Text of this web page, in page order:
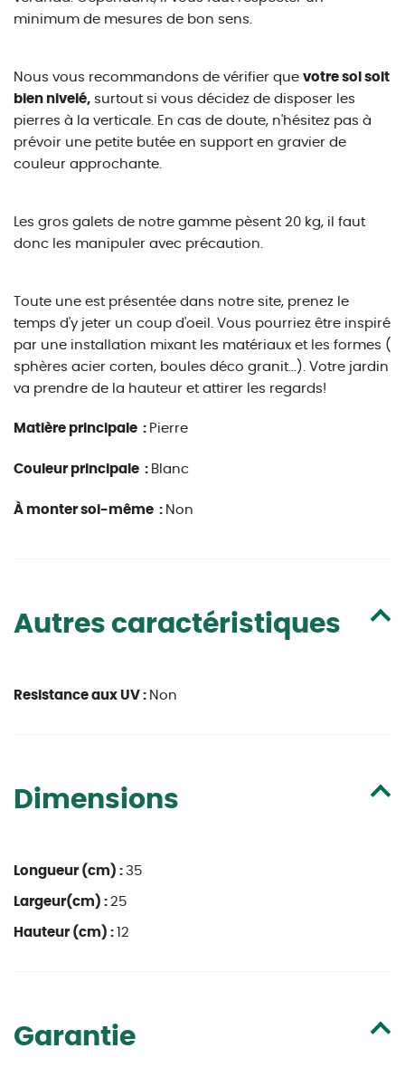
minimum de mesures de bon sens.
Nous vous recommandons de vérifier que votre sol soit
bien nivelé, surtout si vous décidez de disposer les
pierres à la verticale. En cas de doute, n'hésitez pas à
prévoir une petite butée en support en gravier de
couleur approchante.
Les gros galets de notre gamme pèsent 20 kg, il faut
donc les manipuler avec précaution.
Toute une est présentée dans notre site, prenez le
temps d'y jeter un coup d'oeil. Vous pourriez être inspiré
par une installation mixant les matériaux et les formes (
sphères acier corten, boules déco granit...). Votre jardin
va prendre de la hauteur et attirer les regards!
Matière principale : Pierre
Couleur principale : Blanc
À monter soi-même : Non
Autres caractéristiques
Resistance aux UV : Non
Dimensions
Longueur (cm) : 35
Largeur(cm) : 25
Hauteur (cm) : 12
Garantie